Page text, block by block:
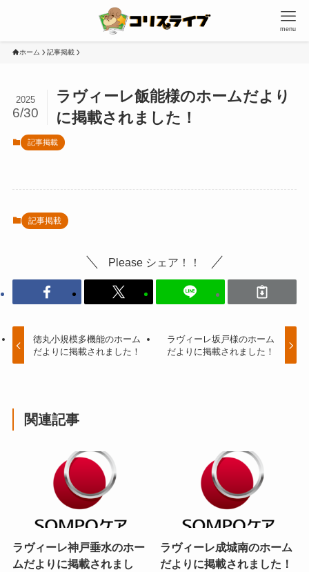
menu
ホーム 記事掲載
ラヴィーレ飯能様のホームだより
に掲載されました！
2025
6/30
記事掲載
記事掲載
Please シェア！！
徳丸小規模多機能のホーム
だよりに掲載されました！
ラヴィーレ坂戸様のホーム
だよりに掲載されました！
関連記事
ラヴィーレ神戸垂水のホー
ムだよりに掲載されまし
ラヴィーレ成城南のホーム
だよりに掲載されました！